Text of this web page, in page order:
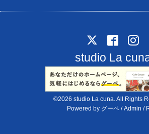
studio La
©2026 studio La cuna. All Rights
Powered by グーペ /Admin /